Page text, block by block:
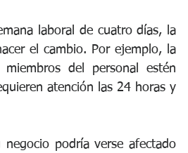
laboral de cuatro días, la
el cambio. Por ejemplo, la
del personal estén
atención las 24 horas y
podría verse afectado